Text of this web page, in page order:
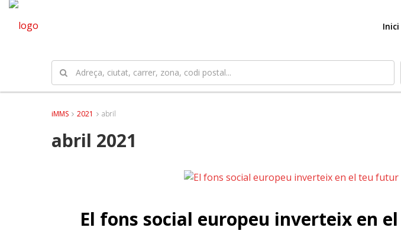
Inici
iMMS 2021 abril
abril 2021
El fons social europeu inverteix en